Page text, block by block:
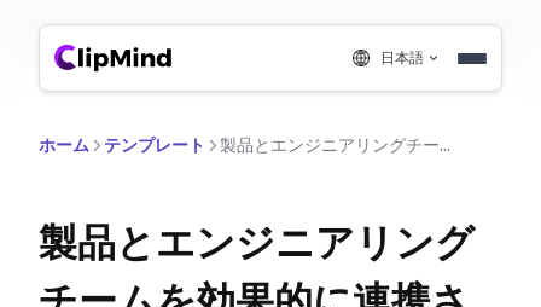
日本語
ホーム テンプレート 製品とエンジニアリングチームを効果的に連携させる方法
製品とエンジニアリング